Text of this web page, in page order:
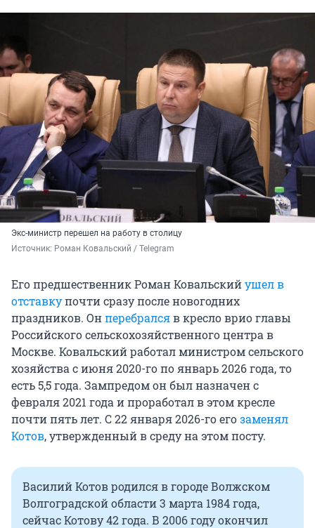
Экс-министр перешел на работу в столицу
Источник: Роман Ковальский / Telegram
Его предшественник Роман Ковальскийушел в
отставкупочти сразу после новогодних
праздников. Онперебралсяв кресло врио главы
Российского сельскохозяйственного центра в
Москве. Ковальский работал министром сельского
хозяйства с июня2020-гопо январь 2026 года, то
есть 5,5 года. Зампредом он был назначен с
февраля2021 года и проработал в этом кресле
почти пять лет. С 22 января 2026-го егозаменял
Котов, утвержденный в среду на этом посту.
Василий Котов родился в городе Волжском
Волгоградской области 3 марта 1984 года,
сейчас Котову 42 года. В 2006 году окончил